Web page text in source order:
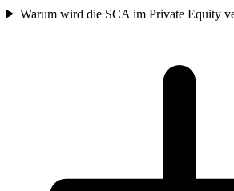
Warum wird die SCA im Private Equity